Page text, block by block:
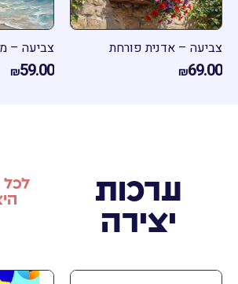
– אדנית פורחת
₪
צביעה –
₪59.00
ערכות
יצירה
לכל